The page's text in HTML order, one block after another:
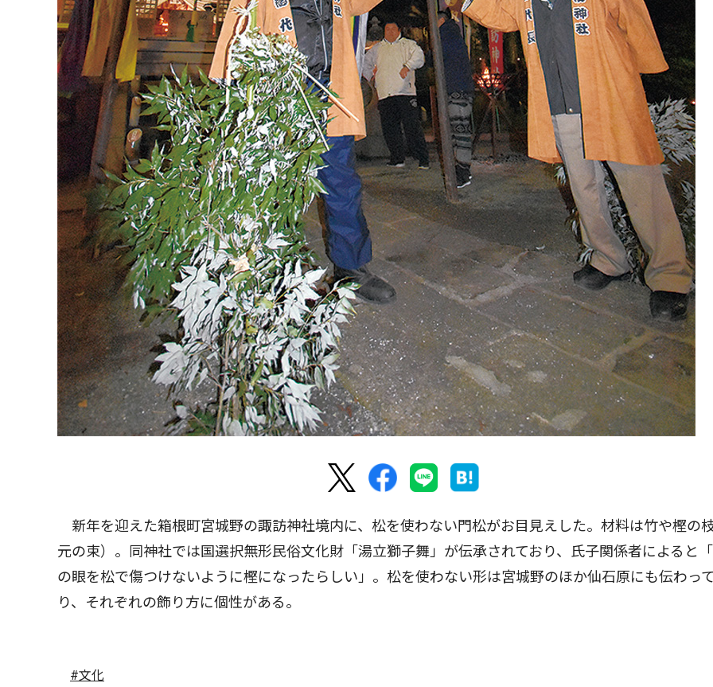
新年を迎えた箱根町宮城野の諏訪神社境内に、松を使わない門松がお目見えした。材料は竹や樫の
元の束）。同神社では国選択無形民俗文化財「湯立獅子舞」が伝承されており、氏子関係者によると
の眼を松で傷つけないように樫になったらしい」。松を使わない形は宮城野のほか仙石原にも伝わっ
り、それぞれの飾り方に個性がある。
#文化